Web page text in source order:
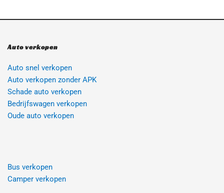
Auto verkopen
Auto snel verkopen
Auto verkopen zonder APK
Schade auto verkopen
Bedrijfswagen verkopen
Oude auto verkopen
Bus verkopen
Camper verkopen